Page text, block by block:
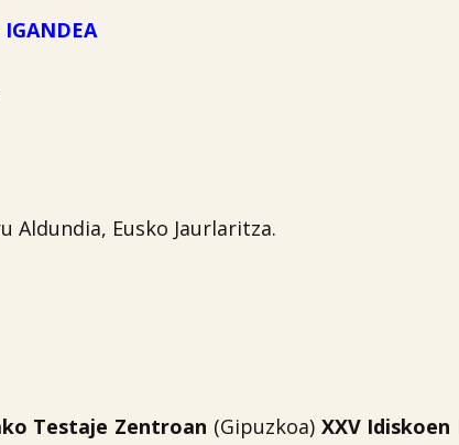
IGANDEA
Aldundia, Eusko Jaurlaritza.
Testaje Zentroan (Gipuzkoa) XXV Idiskoen